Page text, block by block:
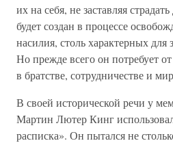
их на себя, не заставляя
будет создан в процессе
насилия, столь характерных
Но прежде всего он потребует
в братстве, сотрудничестве и
В своей исторической речи у
Мартин Лютер Кинг
расписка». Он пытался не